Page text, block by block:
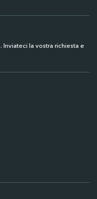
Inviateci la vostra richiesta e